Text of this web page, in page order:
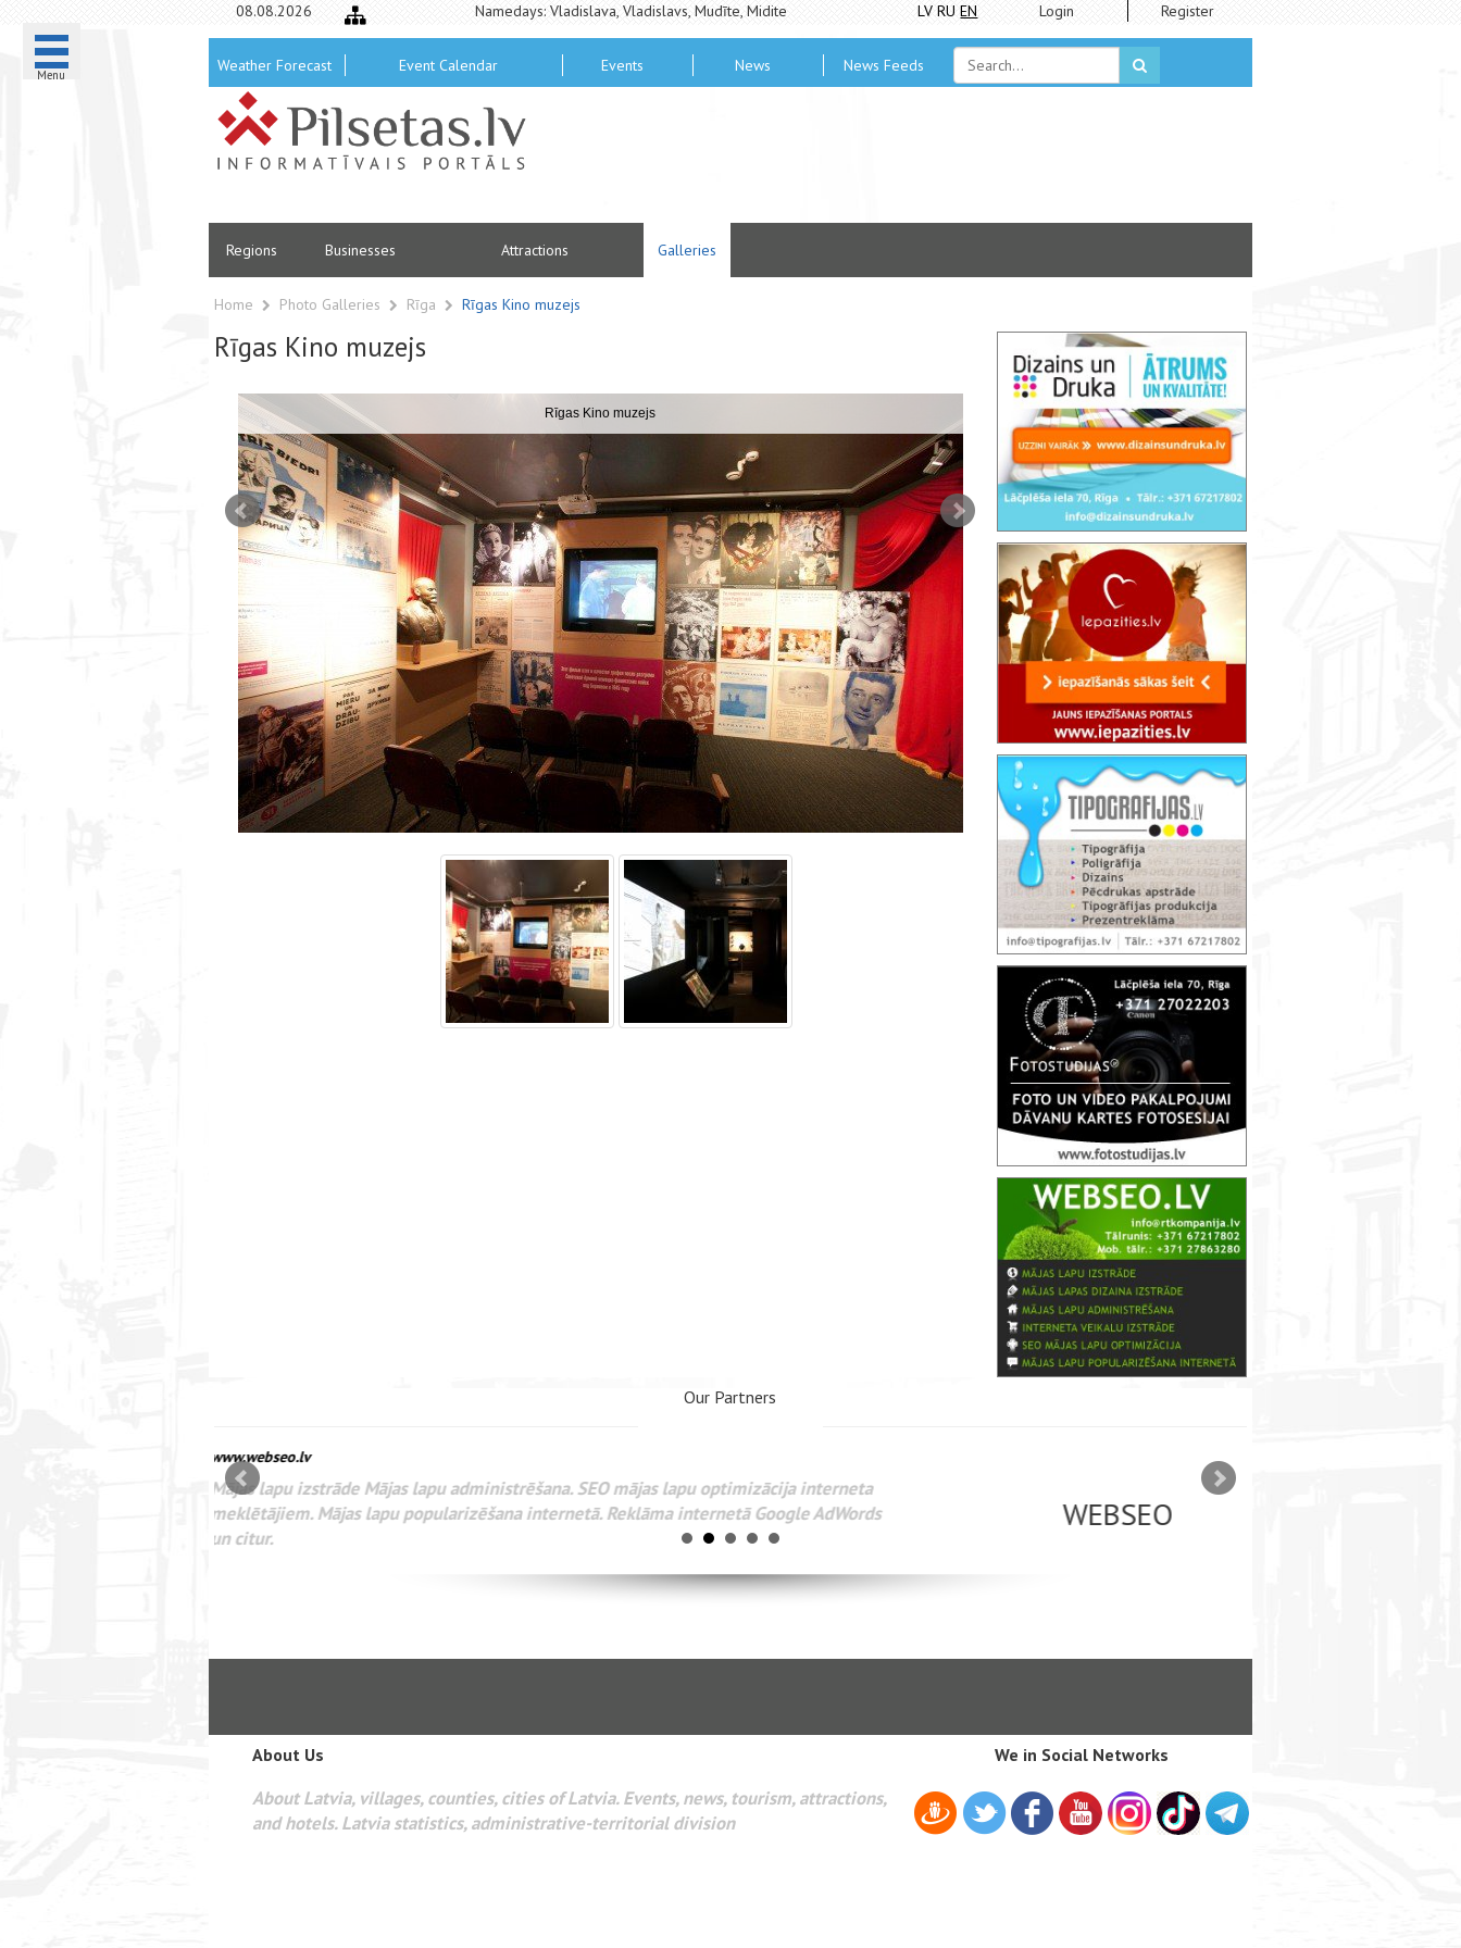
Menu
08.08.2026 Namedays: Vladislava, Vladislavs, Mudīte, Midite LV RU EN Login Register
Weather Forecast Event Calendar Events News News Feeds
Regions Businesses Attractions Galleries
Home Photo Galleries Rīga Rīgas Kino muzejs
Rīgas Kino muzejs
Rīgas Kino muzejs
Our Partners
WEBSEO
Разработка веб-сайтов Администрирование веб-сайтов. SEO оптимизация сайта для
поисковых систем интернета. Раскрутка веб-сайтов. Реклама в интернете Google
About Us
About Latvia, villages, counties, cities of Latvia. Events, news, tourism, attractions,
and hotels. Latvia statistics, administrative-territorial division
We in Social Networks